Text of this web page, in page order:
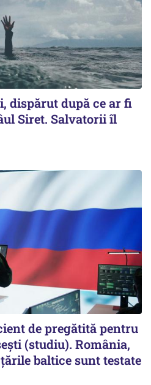
dispărut după ce ar fi
Siret. Salvatorii îl
de pregătită pentru
(studiu). România,
baltice sunt testate